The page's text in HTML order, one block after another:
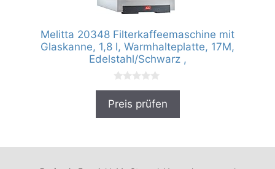
Melitta 20348 Filterkaffeemaschine mit
Glaskanne, 1,8 l, Warmhalteplatte, 17M,
Edelstahl/Schwarz ,
0
o
Preis prüfen